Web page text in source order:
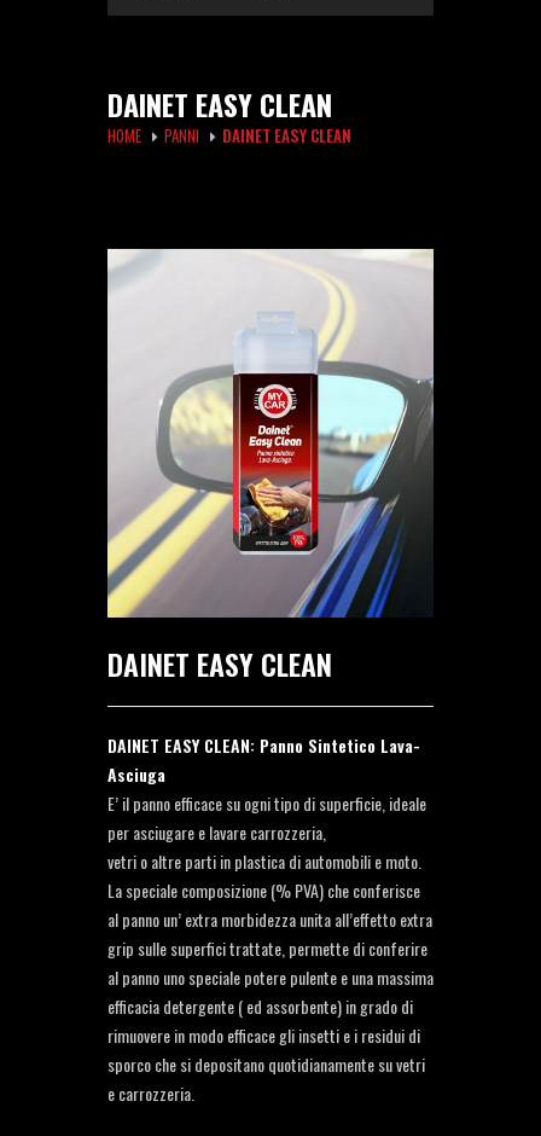
DAINET EASY CLEAN
HOME PANNI DAINET EASY CLEAN
DAINET EASY CLEAN
DAINET EASY CLEAN: Panno Sintetico Lava-
Asciuga
E’ il panno efficace su ogni tipo di superficie, ideale
per asciugare e lavare carrozzeria,
vetri o altre parti in plastica di automobili e moto.
La speciale composizione (% PVA) che conferisce
al panno un’ extra morbidezza unita all’effetto extra
grip sulle superfici trattate, permette di conferire
al panno uno speciale potere pulente e una massima
efficacia detergente ( ed assorbente) in grado di
rimuovere in modo efficace gli insetti e i residui di
sporco che si depositano quotidianamente su vetri
e carrozzeria.